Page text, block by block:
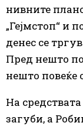
нивните
„Гејмстоп“ и
денес се
Пред нешто
нешто повеќе
На
загуби, а